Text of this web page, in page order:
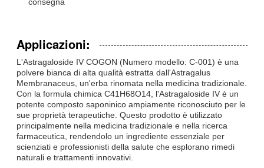
Applicazioni:
L'Astragaloside IV COGON (Numero modello: C-001) è una
polvere bianca di alta qualità estratta dall'Astragalus
Membranaceus, un'erba rinomata nella medicina tradizionale.
Con la formula chimica C41H68O14, l'Astragaloside IV è un
potente composto saponinico ampiamente riconosciuto per le
sue proprietà terapeutiche. Questo prodotto è utilizzato
principalmente nella medicina tradizionale e nella ricerca
farmaceutica, rendendolo un ingrediente essenziale per
scienziati e professionisti della salute che esplorano rimedi
naturali e trattamenti innovativi.